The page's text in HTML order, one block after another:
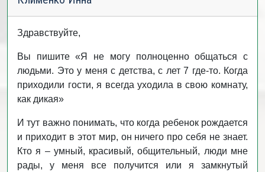
Здравствуйте,
Вы пишите «Я не могу полноценно общаться с
людьми. Это у меня с детства, с лет 7 где-то. Когда
приходили гости, я всегда уходила в свою комнату,
как дикая»
И тут важно понимать, что когда ребенок рождается
и приходит в этот мир, он ничего про себя не знает.
Кто я – умный, красивый, общительный, люди мне
рады, у меня все получится или я замкнутый